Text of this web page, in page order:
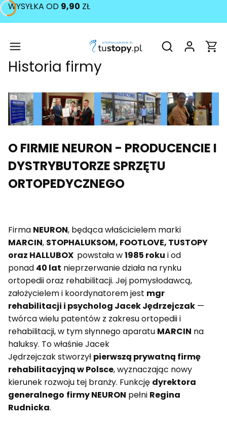
WYSYŁKA OD 9,90 ZŁ
Otwórz
Historia firmy
O FIRMIE NEURON - PRODUCENCIE I
DYSTRYBUTORZE SPRZĘTU
ORTOPEDYCZNEGO
Firma NEURON, będąca właścicielem marki
MARCIN, STOPHALUKSOM, FOOTLOVE, TUSTOPY
oraz HALLUBOX powstała w1985 roku i od
ponad 40 lat nieprzerwanie działa na rynku
ortopedii oraz rehabilitacji. Jej pomysłodawcą,
założycielem i koordynatorem jest mgr
rehabilitacji i psycholog Jacek Jędrzejczak —
twórca wielu patentów z zakresu ortopedii i
rehabilitacji, w tym słynnego aparatu MARCIN na
haluksy. To właśnie Jacek
Jędrzejczak stworzył pierwszą prywatną firmę
rehabilitacyjną w Polsce, wyznaczając nowy
kierunek rozwoju tej branży. Funkcję dyrektora
generalnego firmy NEURON pełni Regina
Rudnicka.